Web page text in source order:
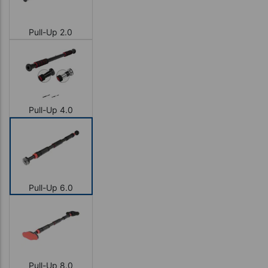
Pull-Up 2.0
Pull-Up 4.0
Pull-Up 6.0
Pull-Up 8.0